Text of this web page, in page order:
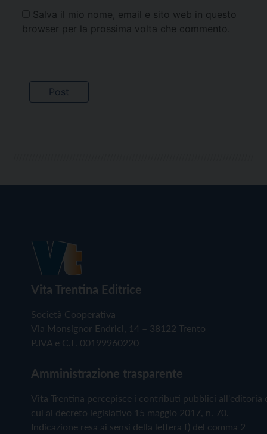
Salva il mio nome, email e sito web in questo
browser per la prossima volta che commento.
Vita Trentina Editrice
Società Cooperativa
Via Monsignor Endrici, 14 – 38122 Trento
P.IVA e C.F. 00199960220
Amministrazione trasparente
Vita Trentina percepisce i contributi pubblici all'editoria
cui al decreto legislativo 15 maggio 2017, n. 70.
Indicazione resa ai sensi della lettera f) del comma 2